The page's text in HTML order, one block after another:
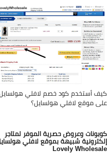
أستخدم كود خصم لافلي هولسايل
موقع لافلي هولسايل؟
وعروض حصرية الموفر لمتاجر
شبيهة بموقع لافلي هولسايل
Lovely